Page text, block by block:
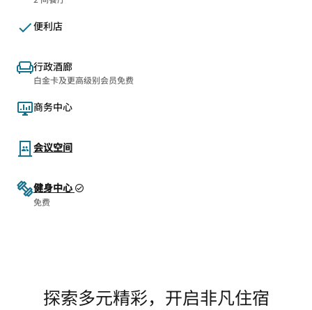
便利店
行政酒廊
白金卡及更高级别会员免费
商务中心
会议空间
健身中心
免费
探索多元精彩，开启非凡住宿